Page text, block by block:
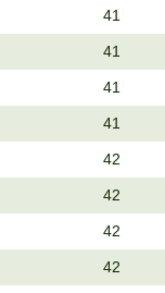
41
41
41
41
42
42
42
42